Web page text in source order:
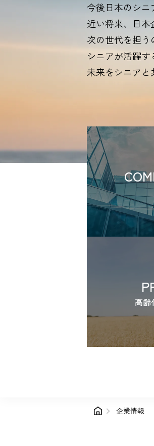
今後日本のシニ
近い将来、日本
次の世代を担う
シニアが活躍
未来をシニアと
高齢
企業情報